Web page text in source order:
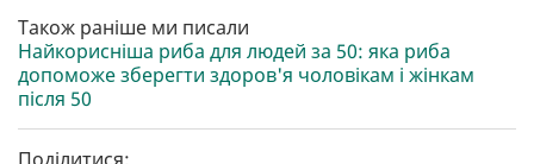
Також раніше ми писали
Найкорисніша риба для людей за 50: яка риба
допоможе зберегти здоров'я чоловікам і жінкам
після 50